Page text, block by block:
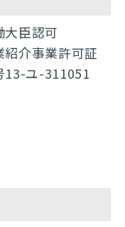
大臣認可
紹介事業許可証
13-ユ-311051